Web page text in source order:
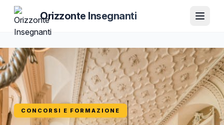
Orizzonte Insegnanti
CONCORSI E FORMAZIONE